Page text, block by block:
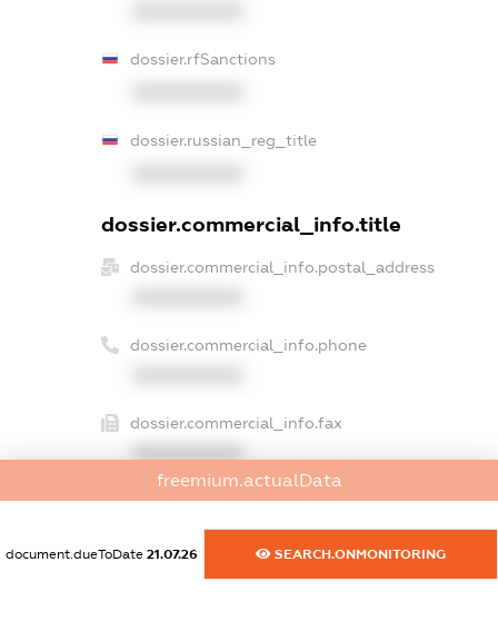
dossier.rfSanctions
dossier.russian_reg_title
dossier.commercial_info.title
dossier.commercial_info.postal_address
dossier.commercial_info.phone
dossier.commercial_info.fax
dossier.commercial_info.email
XXXXXXXXXX
dossier.commercial_info.website
freemium.actualData
document.dueToDate 21.07.26 SEARCH.ONMONITORING